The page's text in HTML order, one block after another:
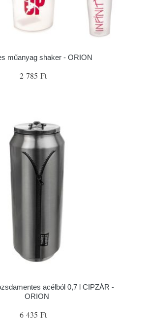
műanyag shaker - ORION
2 785 Ft
acélból 0,7 l CIPZÁR -
ORION
6 435 Ft